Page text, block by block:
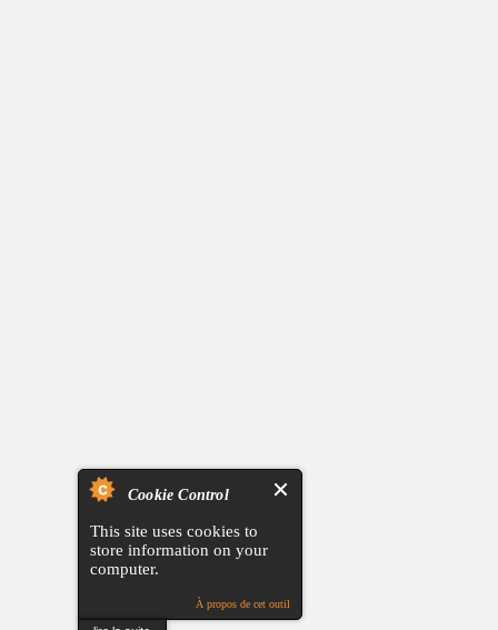
Cookie Control
This site uses cookies to
store information on your
computer.
À propos de cet outil